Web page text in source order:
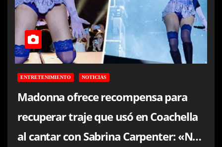
ENTRETENIMIENTO NOTICIAS
Madonna ofrece recompensa para
recuperar traje que usó en Coachella
al cantar con Sabrina Carpenter: «No